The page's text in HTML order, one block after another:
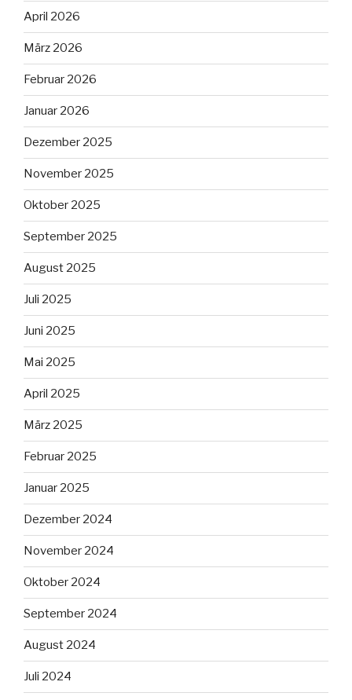
April 2026
März 2026
Februar 2026
Januar 2026
Dezember 2025
November 2025
Oktober 2025
September 2025
August 2025
Juli 2025
Juni 2025
Mai 2025
April 2025
März 2025
Februar 2025
Januar 2025
Dezember 2024
November 2024
Oktober 2024
September 2024
August 2024
Juli 2024